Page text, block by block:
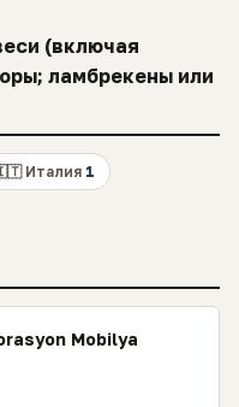
(включая
ламбрекены или
Италия 1
Mobilya